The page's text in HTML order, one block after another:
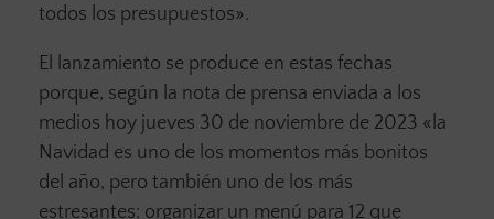
todos los presupuestos».
El lanzamiento se produce en estas fechas
porque, según la nota de prensa enviada a los
medios hoy jueves 30 de noviembre de 2023 «la
Navidad es uno de los momentos más bonitos
del año, pero también uno de los más
estresantes: organizar un menú para 12 que